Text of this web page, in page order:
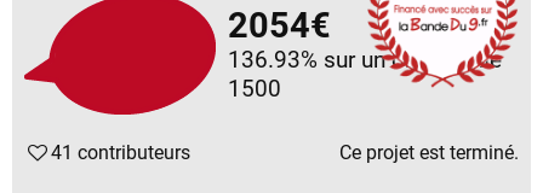
2054€
136.93% sur un objectif de
1500
41 contributeurs Ce projet est terminé.